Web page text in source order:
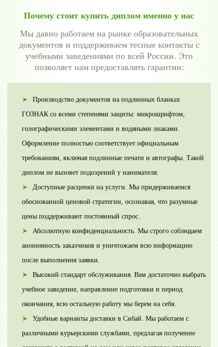
Почему стоит купить диплом именно у нас
Мы давно работаем на рынке образовательных
документов и поддерживаем тесные контакты с
учебными заведениями по всей России. Это
позволяет нам предоставлять гарантии:
Производство документов на подлинных бланках
ГОЗНАК со всеми степенями защиты: микрошрифтом,
голографическими элементами и водяными знаками.
Оформление полностью соответствует официальным
требованиям, включая подлинные печати и автографы. Такой
диплом не вызовет подозрений у нанимателя.
Доступные расценки на услуги. Мы придерживаемся
обоснованной ценовой стратегии, осознавая, что разумные
цены поддерживают постоянный спрос.
Абсолютную конфиденциальность. Мы строго соблюдаем
анонимность заказчиков и уничтожаем всю информацию
после выполнения заявки.
Высокий стандарт обслуживания. Вам достаточно выбрать
учебное заведение, направление подготовки и период
окончания, всю остальную работу мы берем на себя.
Удобные варианты доставки в Сибай. Мы работаем с
различными курьерскими службами, предлагая получение